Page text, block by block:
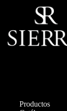
Productos